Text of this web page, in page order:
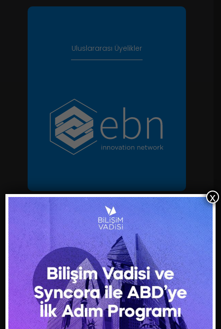
Uluslararası Üyelikler
Uluslararası Ödüller
x